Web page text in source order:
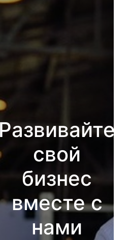
свой
бизнес
вместе с
нами